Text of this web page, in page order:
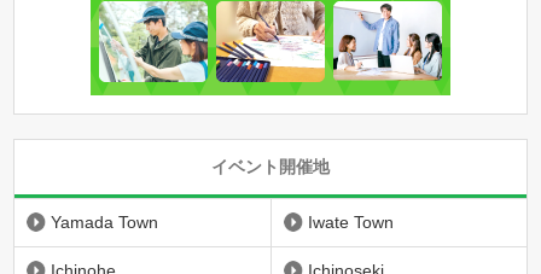
イベント開催地
Yamada Town Iwate Town
Ichinohe Ichinoseki